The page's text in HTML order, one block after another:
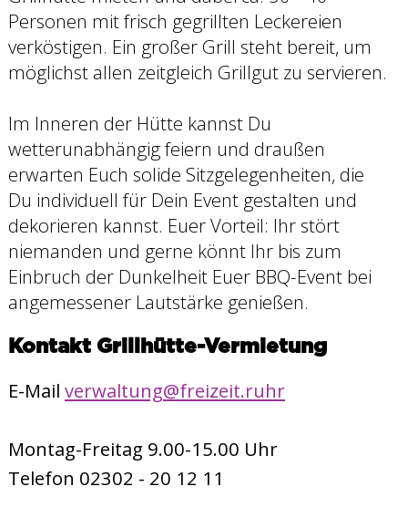
Personen mit frisch gegrillten Leckereien
verköstigen. Ein großer Grill steht bereit, um
möglichst allen zeitgleich Grillgut zu servieren.
Im Inneren der Hütte kannst Du
wetterunabhängig feiern und draußen
erwarten Euch solide Sitzgelegenheiten, die
Du individuell für Dein Event gestalten und
dekorieren kannst. Euer Vorteil: Ihr stört
niemanden und gerne könnt Ihr bis zum
Einbruch der Dunkelheit Euer BBQ-Event bei
angemessener Lautstärke genießen.
Kontakt Grillhütte-Vermietung
E-Mail verwaltung@freizeit.ruhr
Montag-Freitag 9.00-15.00 Uhr
Telefon 02302 - 20 12 11